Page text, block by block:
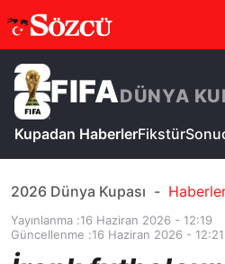
FIFADÜNYA
Kupadan HaberlerFikstür
2026 Dünya Kupası -
Yayınlanma :16 Haziran 2026 - 12:19
Güncellenme :16 Haziran 2026 - 12:21